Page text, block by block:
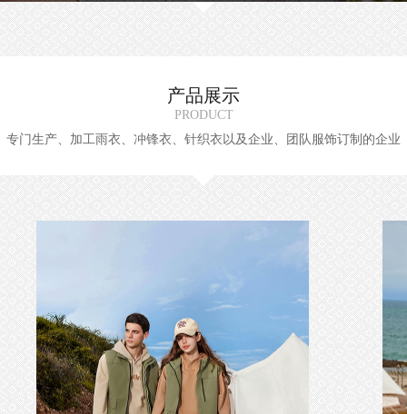
产品展示
PRODUCT
专门生产、加工雨衣、冲锋衣、针织衣以及企业、团队服饰订制的企业